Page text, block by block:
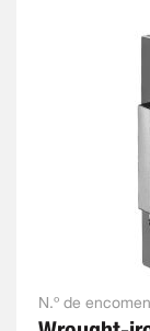
N.º de